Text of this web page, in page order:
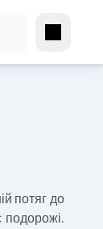
потяг до
подорожі.